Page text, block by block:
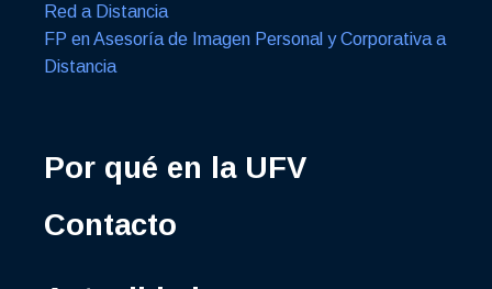
Red a Distancia
FP en Asesoría de Imagen Personal y Corporativa a
Distancia
Por qué en la UFV
Contacto